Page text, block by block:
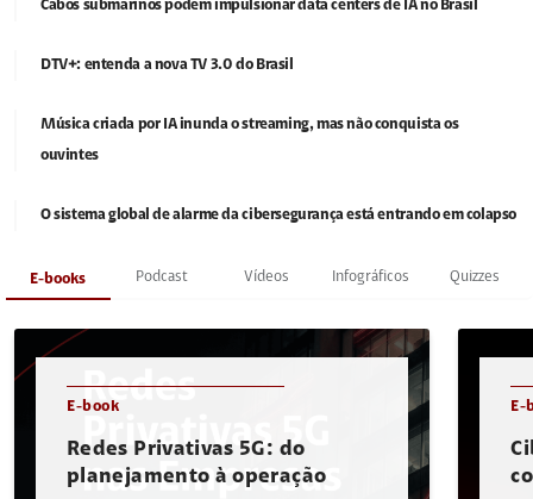
Cabos submarinos podem impulsionar data centers de IA no Brasil
DTV+: entenda a nova TV 3.0 do Brasil
Música criada por IA inunda o streaming, mas não conquista os
ouvintes
O sistema global de alarme da cibersegurança está entrando em colapso
E-books Podcast Vídeos Infográficos Quizzes
E-book
Redes Privativas 5G: do
planejamento à operação
E-